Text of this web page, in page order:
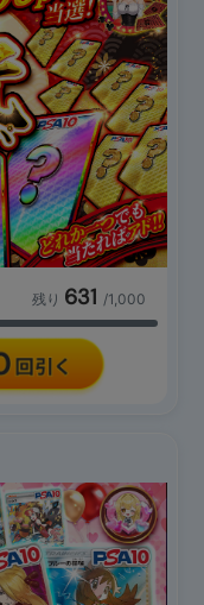
残り 631 /1,000